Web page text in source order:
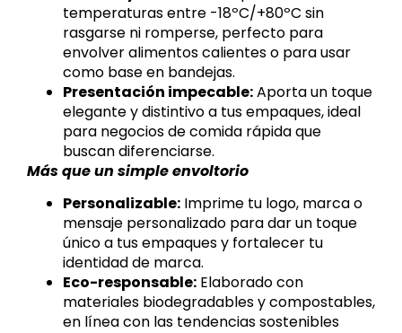
temperaturas entre -18ºC/+80ºC sin
rasgarse ni romperse, perfecto para
envolver alimentos calientes o para usar
como base en bandejas.
Presentación impecable:Aporta un toque
elegante y distintivo a tus empaques, ideal
para negocios de comida rápida que
buscan diferenciarse.
Más que un simple envoltorio
Personalizable: Imprime tu logo, marca o
mensaje personalizado para dar un toque
único a tus empaques y fortalecer tu
identidad de marca.
Eco-responsable: Elaborado con
materiales biodegradables y compostables,
en línea con las tendencias sostenibles